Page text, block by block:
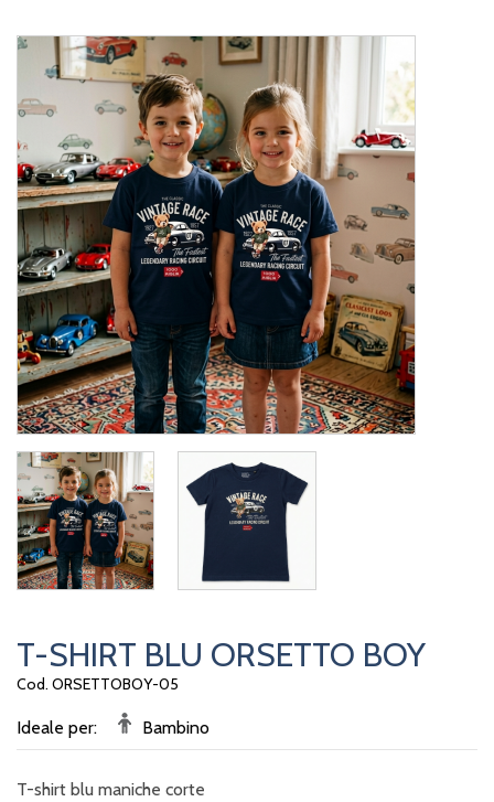
T-SHIRT BLU ORSETTO BOY
Cod. ORSETTOBOY-05
Ideale per: Bambino
T-shirt blu maniche corte